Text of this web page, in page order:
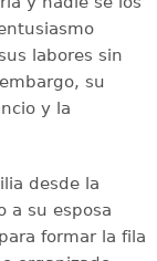
labores sin
su
y la
desde la
a su esposa
formar la fila